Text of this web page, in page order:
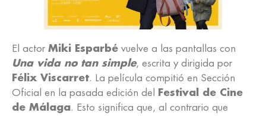
El actor Miki Esparbé vuelve a las pantallas con
Una vida no tan simple, escrita y dirigida por
Félix Viscarret. La película compitió en Sección
Oficial en la pasada edición del
Festival de Cine
de Málaga. Esto significa que, al contrario que